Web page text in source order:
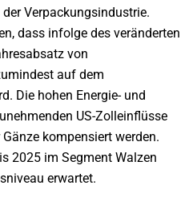
Verpackungsindustrie.
dass infolge des veränderten
von
auf dem
Die hohen Energie- und
US-Zolleinflüsse
kompensiert werden.
2025 im Segment Walzen
erwartet.